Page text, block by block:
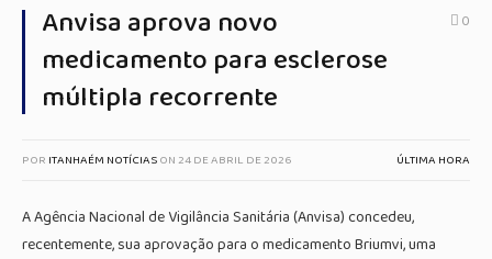
Anvisa aprova novo
medicamento para esclerose
múltipla recorrente
0
POR ITANHAÉM NOTÍCIASON24 DE ABRIL DE 2026 ÚLTIMA HORA
A Agência Nacional de Vigilância Sanitária (Anvisa) concedeu,
recentemente, sua aprovação para o medicamento Briumvi, uma